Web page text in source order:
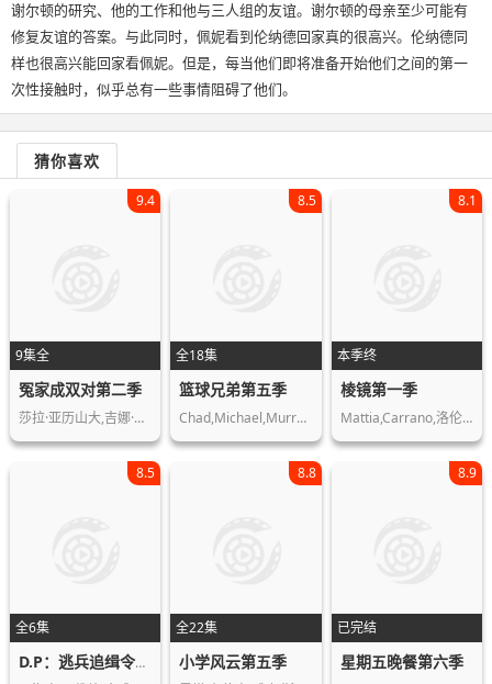
谢尔顿的研究、他的工作和他与三人组的友谊。谢尔顿的母亲至少可能有
修复友谊的答案。与此同时，佩妮看到伦纳德回家真的很高兴。伦纳德同
样也很高兴能回家看佩妮。但是，每当他们即将准备开始他们之间的第一
次性接触时，似乎总有一些事情阻碍了他们。
猜你喜欢
9集全
9.4
冤家成双对第二季
莎拉·亚历山大,吉娜·贝尔曼,Kate,…
全18集
8.5
篮球兄弟第五季
Chad,Michael,Murray,James,Lafferty,H…
本季终
8.1
棱镜第一季
Mattia,Carrano,洛伦佐·祖佐洛,Ca…
全6集
8.5
D.P：逃兵追缉令第二季
全22集
8.8
小学风云第五季
已完结
8.9
星期五晚餐第六季